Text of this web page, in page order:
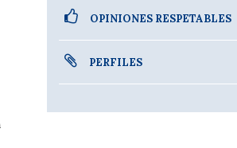
OPINIONES RESPETABLES
PERFILES